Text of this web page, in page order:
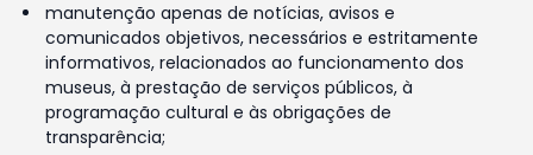
manutenção apenas de notícias, avisos e
comunicados objetivos, necessários e estritamente
informativos, relacionados ao funcionamento dos
museus, à prestação de serviços públicos, à
programação cultural e às obrigações de
transparência;